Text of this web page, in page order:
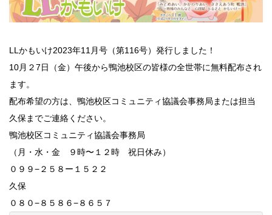
LLかもいけ2023年11月号（第116号）発行しました！
10月２7日（金）午後から鴨池校区の皆様の全世帯に無料配布され
ます。
配布希望の方は、鴨池校区コミュニティ協議会事務局または担当
久保までご連絡ください。
鴨池校区コミュニティ協議会事務局
（月・水・金 ９時〜１２時 祝日休み）
０９９−２５８ー１５２２
久保
０８０−８５８６−８６５７